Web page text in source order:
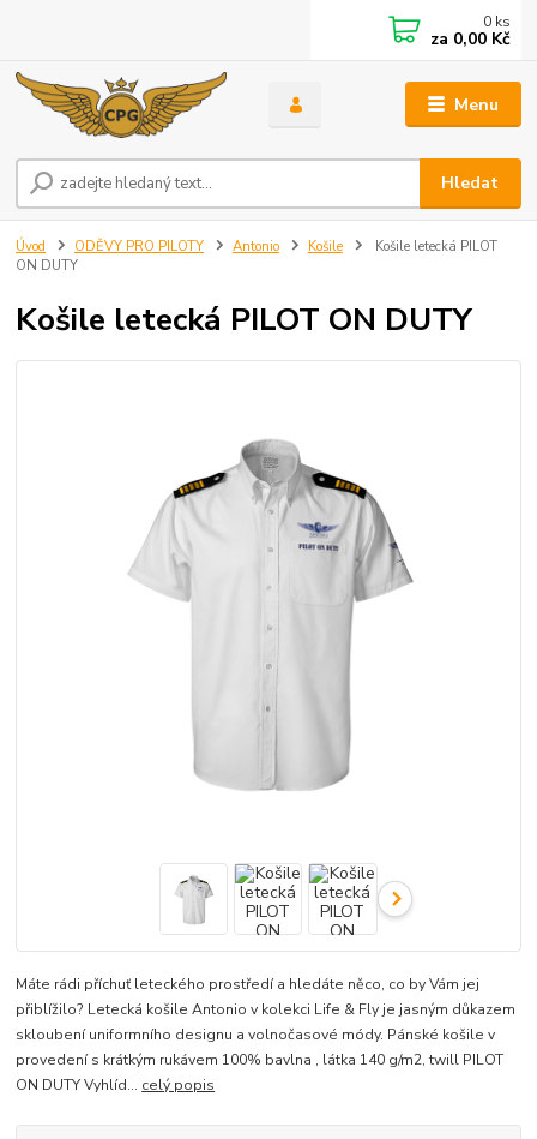
Menu
Hledat
0 ks
za 0,00 Kč
Úvod ODĚVY PRO PILOTY Antonio Košile
Košile letecká PILOT
ON DUTY
Košile letecká PILOT ON DUTY
Máte rádi příchuť leteckého prostředí a hledáte něco, co by Vám jej
přiblížilo? Letecká košile Antonio v kolekci Life & Fly je jasným důkazem
skloubení uniformního designu a volnočasové módy. Pánské košile v
provedení s krátkým rukávem 100% bavlna , látka 140 g/m2, twill PILOT
ON DUTY Vyhlíd... celý popis